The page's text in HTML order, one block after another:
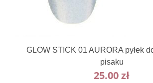
GLOW STICK 01 AURORA pyłek
pisaku
25.00zł